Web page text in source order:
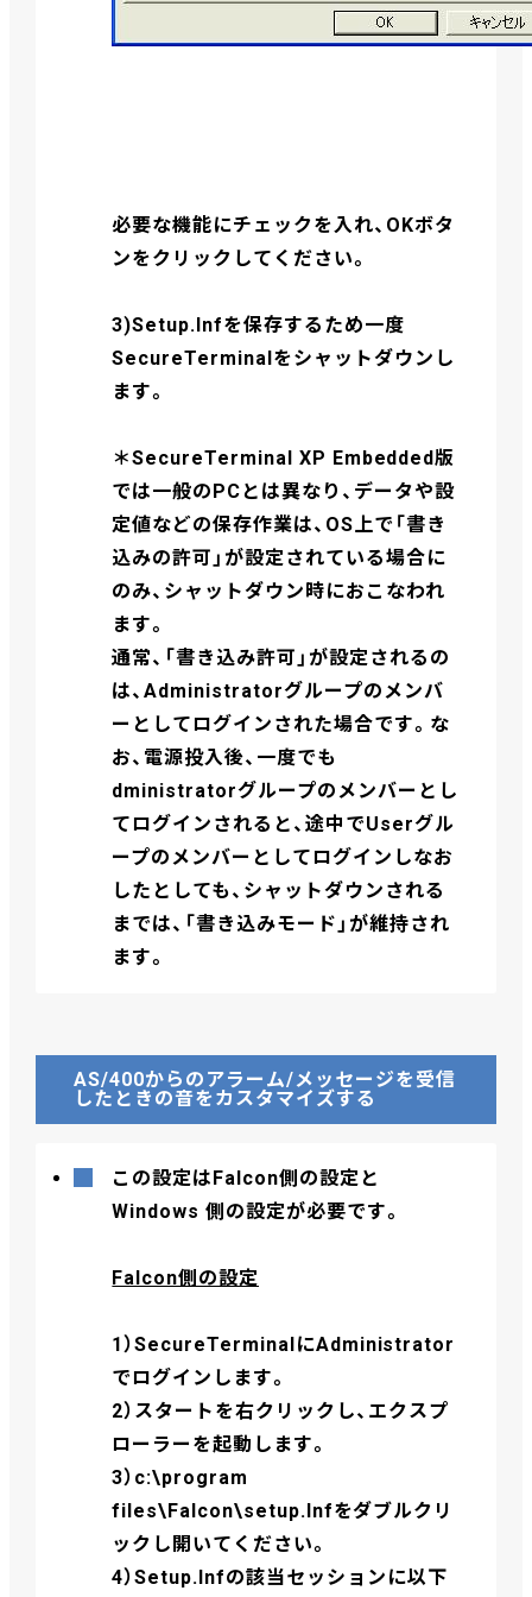
必要な機能にチェックを入れ、OKボタ
ンをクリックしてください。
3)Setup.Infを保存するため一度
SecureTerminalをシャットダウンし
ます。
＊SecureTerminal XP Embedded版
では一般のPCとは異なり、データや設
定値などの保存作業は、OS上で「書き
込みの許可」が設定されている場合に
のみ、シャットダウン時におこなわれ
ます。
通常、「書き込み許可」が設定されるの
は、Administratorグループのメンバ
ーとしてログインされた場合です。な
お、電源投入後、一度でも
dministratorグループのメンバーとし
てログインされると、途中でUserグル
ープのメンバーとしてログインしなお
したとしても、シャットダウンされる
までは、「書き込みモード」が維持され
ます。
AS/400からのアラーム/メッセージを受信
したときの音をカスタマイズする
この設定はFalcon側の設定と
Windows 側の設定が必要です。
Falcon側の設定
1）SecureTerminalにAdministrator
でログインします。
2）スタートを右クリックし、エクスプ
ローラーを起動します。
3）c:\program
files\Falcon\setup.Infをダブルクリ
ックし開いてください。
4）Setup.Infの該当セッションに以下